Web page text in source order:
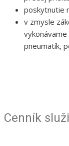
poskytnutie
v zmysle
pneumatík,
Cenník